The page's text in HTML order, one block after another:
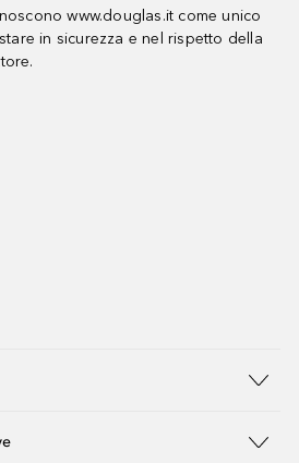
www.douglas.it come unico
in sicurezza e nel rispetto della